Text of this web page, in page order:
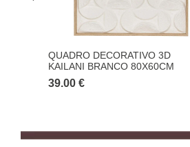
JARRA 3D SKY EM CERÂMICA
23CM
7.00 €